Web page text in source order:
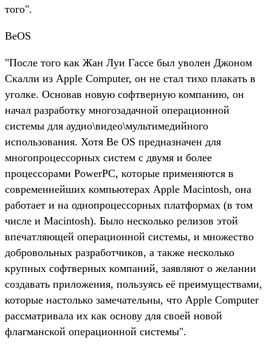
того".
BeOS
"После того как Жан Луи Гассе был уволен Джоном
Скалли из Apple Computer, он не стал тихо плакать в
уголке. Основав новую софтверную компанию, он
начал разработку многозадачной операционной
системы для аудио\видео\мультимедийного
использования. Хотя Be OS предназначен для
многопроцессорных систем с двумя и более
процессорами PowerPC, которые применяются в
современнейших компьютерах Apple Macintosh, она
работает и на однопроцессорных платформах (в том
числе и Macintosh). Было несколько релизов этой
впечатляющей операционной системы, и множество
добровольных разработчиков, а также несколько
крупных софтверных компаний, заявляют о желании
создавать приложения, пользуясь её преимуществами,
которые настолько замечательны, что Apple Computer
рассматривала их как основу для своей новой
флагманской операционной системы".